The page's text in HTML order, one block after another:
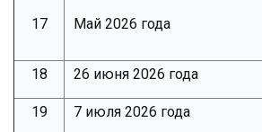
17 Май 2026 года
18 26 июня 2026 года
19 7 июля 2026 года